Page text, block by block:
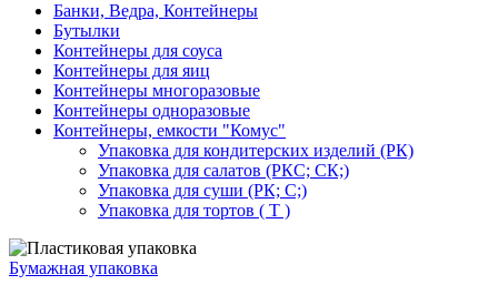
Банки, Ведра, Контейнеры
Бутылки
Контейнеры для соуса
Контейнеры для яиц
Контейнеры многоразовые
Контейнеры одноразовые
Контейнеры, емкости "Комус"
Упаковка для кондитерских изделий (РК)
Упаковка для салатов (РКС; СК;)
Упаковка для суши (РК; С;)
Упаковка для тортов ( Т )
Бумажная упаковка